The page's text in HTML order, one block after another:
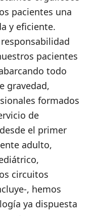
pacientes una
y eficiente.
pacientes
todo
gravedad,
formados
de
el primer
adulto,
circuitos
, hemos
ya dispuesta